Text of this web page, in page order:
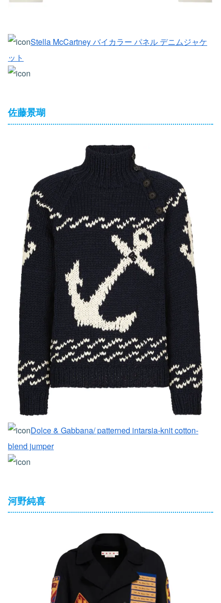
Stella McCartney バイカラー パネル デニムジャケ
ット
佐藤景瑚
Dolce & Gabbana/ patterned intarsia-knit cotton-
blend jumper
河野純喜